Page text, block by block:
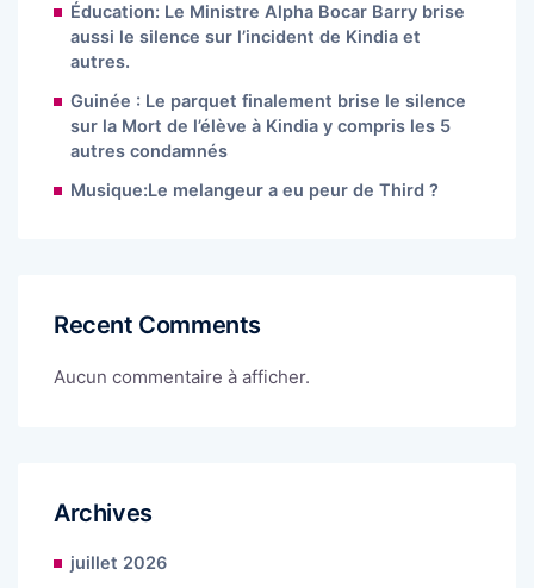
Éducation: Le Ministre Alpha Bocar Barry brise
aussi le silence sur l’incident de Kindia et
autres.
Guinée : Le parquet finalement brise le silence
sur la Mort de l’élève à Kindia y compris les 5
autres condamnés
Musique:Le melangeur a eu peur de Third ?
Recent Comments
Aucun commentaire à afficher.
Archives
juillet 2026